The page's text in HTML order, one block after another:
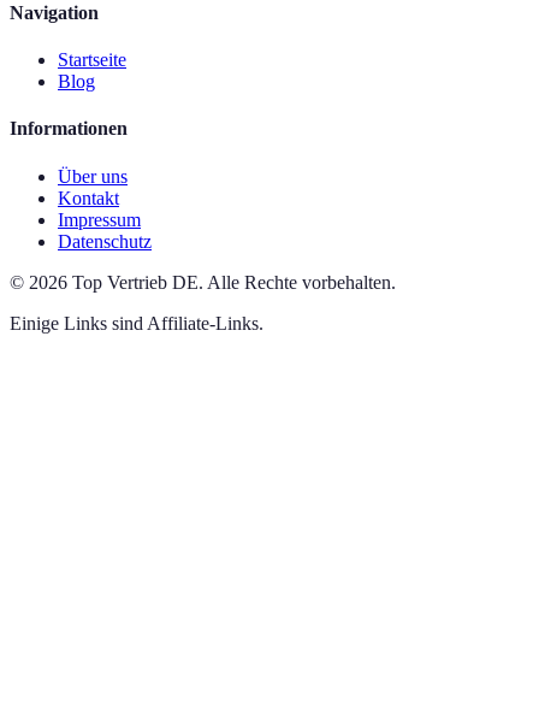
Navigation
Startseite
Blog
Informationen
Über uns
Kontakt
Impressum
Datenschutz
© 2026 Top Vertrieb DE. Alle Rechte vorbehalten.
Einige Links sind Affiliate-Links.